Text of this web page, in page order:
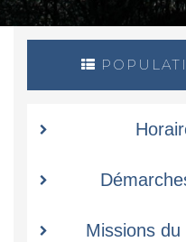
Missions